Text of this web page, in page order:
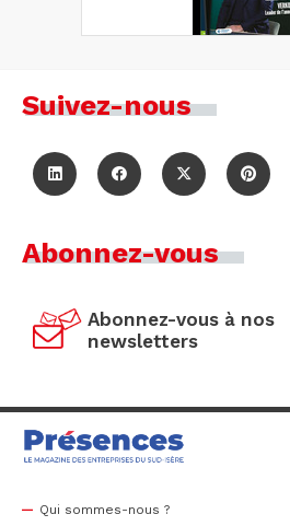
Suivez-nous
Abonnez-vous
Abonnez-vous à nos
newsletters
Qui sommes-nous ?